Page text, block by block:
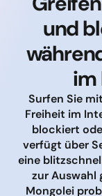
und
im
Surfen Sie
Freiheit im
blockiert
verfügt über
eine
zur Auswahl
Mongolei